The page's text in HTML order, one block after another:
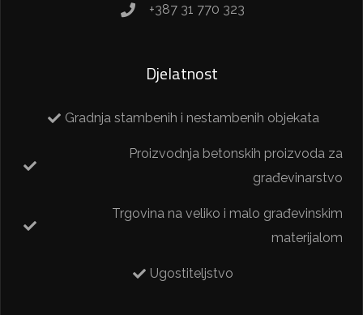
+387 31 770 323
Djelatnost
Gradnja stambenih i nestambenih objekata
Proizvodnja betonskih proizvoda za
građevinarstvo
Trgovina na veliko i malo građevinskim
materijalom
Ugostiteljstvo